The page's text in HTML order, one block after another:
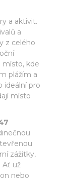
a aktivit.
a
z celého
místo, kde
plážím a
ideální pro
místo
zážitky,
Ať už
nebo